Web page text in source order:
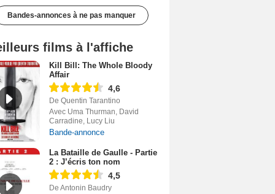
Bandes-annonces à ne pas manquer
films à l'affiche
Kill Bill: The Whole Bloody
Affair
4,6
De Quentin Tarantino
Avec Uma Thurman, David
Carradine, Lucy Liu
Bande-annonce
La Bataille de Gaulle - Partie
2 : J’écris ton nom
4,5
De Antonin Baudry